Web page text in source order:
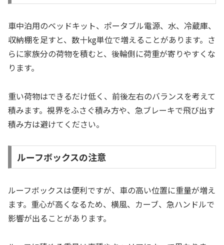
車中泊用のベッドキット、ポータブル電源、水、冷蔵庫、
収納棚を足すと、数十kg単位で増えることがあります。さ
らに家族分の荷物を積むと、後輪側に荷重が寄りやすくな
ります。
重い荷物はできるだけ低く、前後左右のバランスを考えて
積みます。視界をふさぐ積み方や、急ブレーキで飛び出す
積み方は避けてください。
ルーフボックスの注意
ルーフボックスは便利ですが、車の高い位置に重量が増え
ます。重心が高くなるため、横風、カーブ、急ハンドルで
影響が出ることがあります。